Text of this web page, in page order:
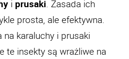
i prusaki. Zasada ich
prosta, ale efektywna.
na karaluchy i prusaki
te insekty są wrażliwe na